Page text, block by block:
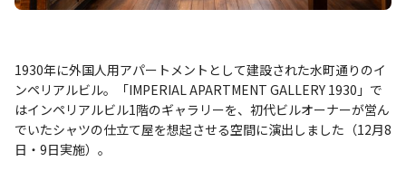
1930年に外国人用アパートメントとして建設された水町通りのイ
ンペリアルビル。「IMPERIAL APARTMENT GALLERY 1930」で
はインペリアルビル1階のギャラリーを、初代ビルオーナーが営ん
でいたシャツの仕立て屋を想起させる空間に演出しました（12月8
日・9日実施）。